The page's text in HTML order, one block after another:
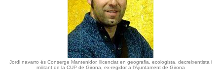
Jordi navarro és Conserge Mantenidor, llicenciat en geografia, ecologista, decreixentista i
militant de la CUP de Girona, ex-regidor a l'Ajuntament de Girona